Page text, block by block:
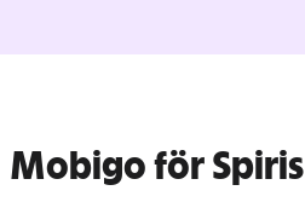
Mobigo för Spiris